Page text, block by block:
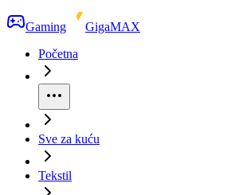
Gaming
GigaMAX
Početna
Sve za kuću
Tekstil